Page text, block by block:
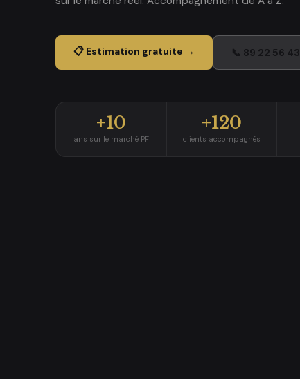
📋 Estimation gratuite → 📞 89 22 56 43
+10
ans sur le marché PF
+120
clients accompagnés